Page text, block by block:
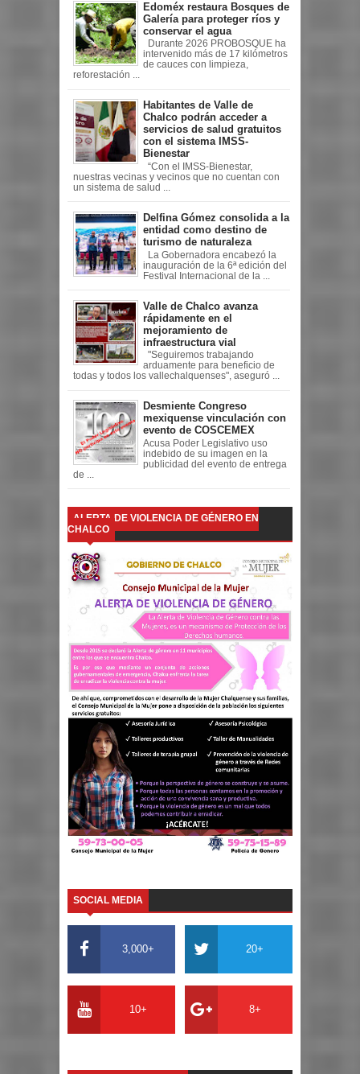
Edoméx restaura Bosques de
Galería para proteger ríos y
conservar el agua
Durante 2026 PROBOSQUE ha
intervenido más de 17 kilómetros
de cauces con limpieza,
reforestación ...
Habitantes de Valle de
Chalco podrán acceder a
servicios de salud gratuitos
con el sistema IMSS-
Bienestar
“Con el IMSS-Bienestar,
nuestras vecinas y vecinos que no cuentan con
un sistema de salud ...
Delfina Gómez consolida a la
entidad como destino de
turismo de naturaleza
La Gobernadora encabezó la
inauguración de la 6ª edición del
Festival Internacional de la ...
Valle de Chalco avanza
rápidamente en el
mejoramiento de
infraestructura vial
"Seguiremos trabajando
arduamente para beneficio de
todas y todos los vallechalquenses", aseguró ...
Desmiente Congreso
mexiquense vinculación con
evento de COSCEMEX
Acusa Poder Legislativo uso
indebido de su imagen en la
publicidad del evento de entrega
de ...
ALERTA DE VIOLENCIA DE GÉNERO EN
CHALCO
SOCIAL MEDIA
3,000+ 20+
10+ 8+